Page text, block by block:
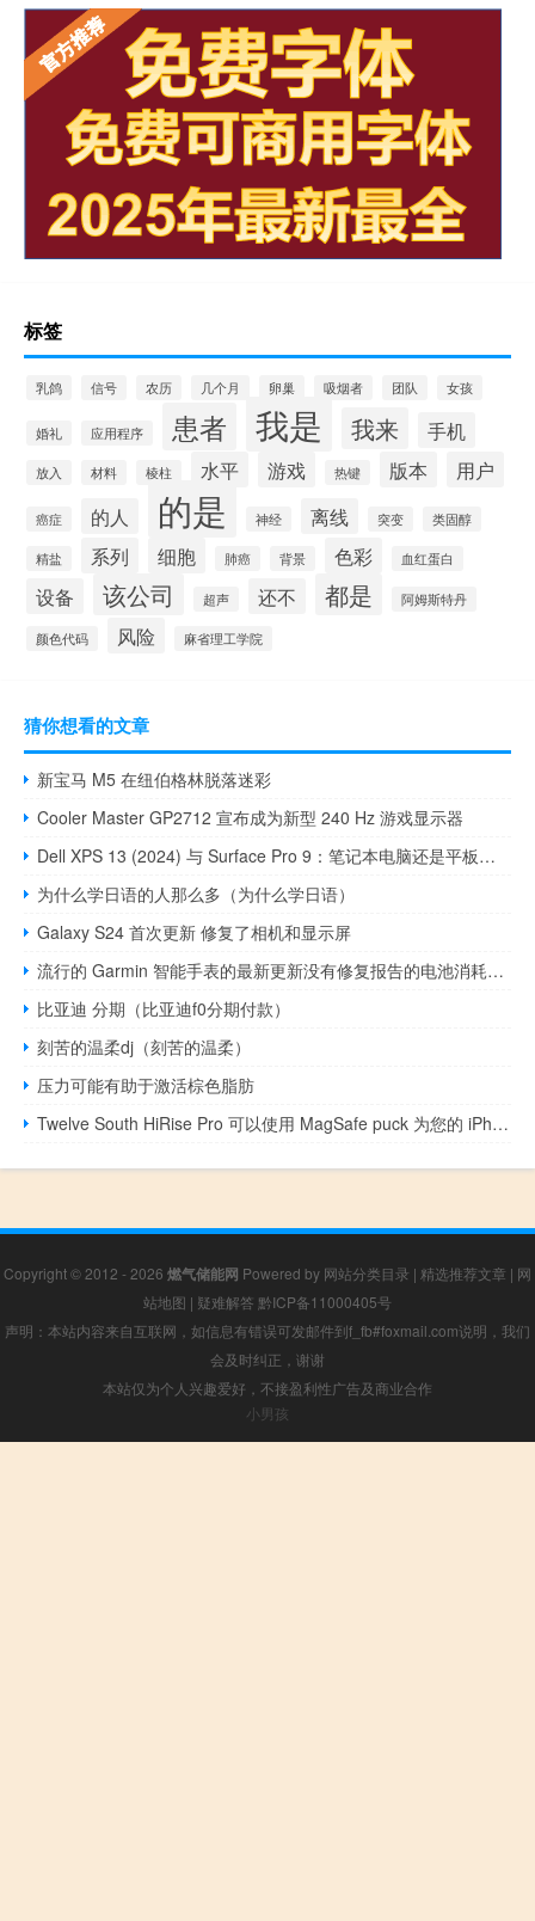
标签
乳鸽 信号 农历 几个月 卵巢 吸烟者 团队 女孩
婚礼 应用程序 患者 我是 我来 手机
放入 材料 棱柱 水平 游戏 热键 版本 用户
癌症 的人 的是 神经 离线 突变 类固醇
精盐 系列 细胞 肺癌 背景 色彩 血红蛋白
设备 该公司 超声 还不 都是 阿姆斯特丹
颜色代码 风险 麻省理工学院
猜你想看的文章
新宝马 M5 在纽伯格林脱落迷彩
Cooler Master GP2712 宣布成为新型 240 Hz 游戏显示器
Dell XPS 13 (2024) 与 Surface Pro 9：笔记本电脑还是平板电脑
为什么学日语的人那么多（为什么学日语）
Galaxy S24 首次更新 修复了相机和显示屏
流行的 Garmin 智能手表的最新更新没有修复报告的电池消耗问题
比亚迪 分期（比亚迪f0分期付款）
刻苦的温柔dj（刻苦的温柔）
压力可能有助于激活棕色脂肪
Twelve South HiRise Pro 可以使用 MagSafe puck 为您的 iPhone 充电
Copyright © 2012 - 2026 燃气储能网 Powered by 网站分类目录 | 精选推荐文章 | 网
站地图 | 疑难解答 黔ICP备11000405号
声明：本站内容来自互联网，如信息有错误可发邮件到f_fb#foxmail.com说明，我们
会及时纠正，谢谢
本站仅为个人兴趣爱好，不接盈利性广告及商业合作
小男孩